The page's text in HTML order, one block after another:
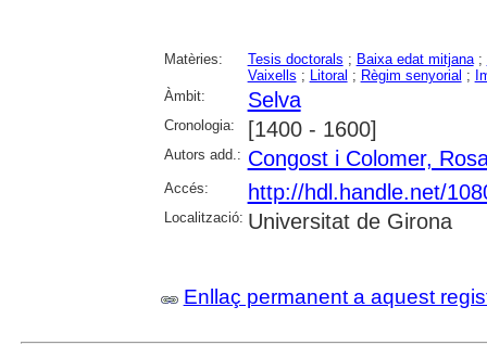
Matèries: Tesis doctorals ; Baixa edat mitjana;
Vaixells ; Litoral ; Règim senyorial ;
Àmbit:
Selva
Cronologia: [1400 - 1600]
Autors add.: Congost i Colomer,
Accés: http://hdl.handle.net/
Localització: Universitat de Girona
Enllaç permanent a aquest